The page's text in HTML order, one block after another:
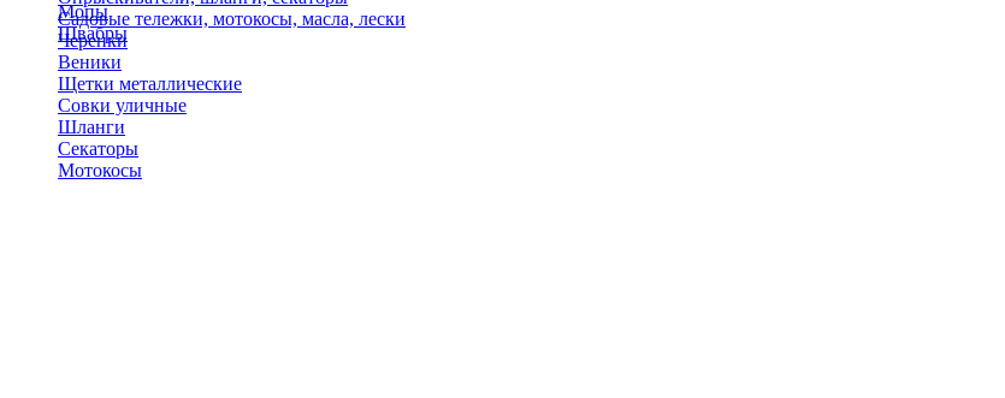
Мопы
Швабры
Садовые тележки, мотокосы, масла, лески
Черенки
Веники
Щетки металлические
Совки уличные
Шланги
Секаторы
Мотокосы